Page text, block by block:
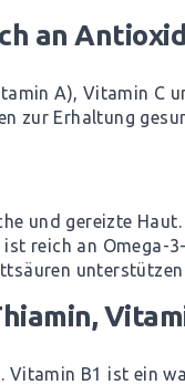
an
A), Vitamin C
zur Erhaltung
und gereizte
reich an Omega-
Vitamin B1 ist ein